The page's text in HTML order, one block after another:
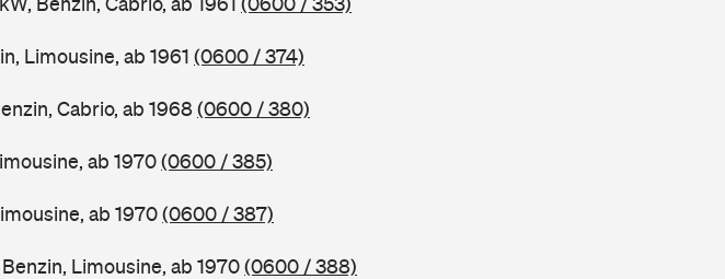
Limousine, ab 1961 (0600 / 374)
Cabrio, ab 1968(0600 / 380)
ab 1970(0600 / 385)
ab 1970(0600 / 387)
Limousine, ab 1970(0600 / 388)